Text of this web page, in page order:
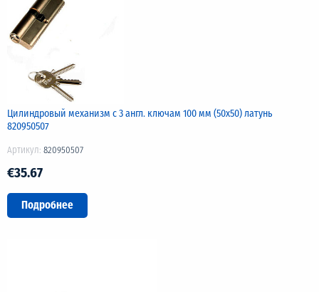
Цилиндровый механизм с 3 англ. ключам 100 мм (50х50) латунь
820950507
Артикул: 820950507
€35.67
Подробнее